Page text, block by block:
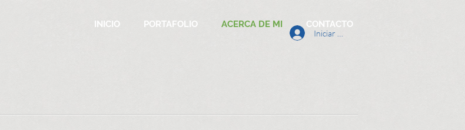
Iniciar sesión
INICIO PORTAFOLIO ACERCA DE MI CONTACTO